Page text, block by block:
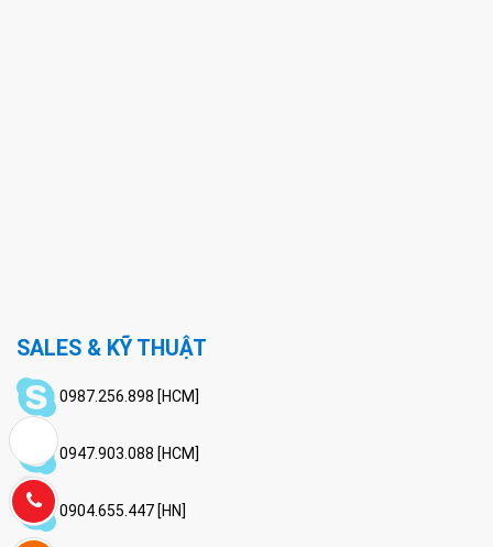
SALES & KỸ THUẬT
0987.256.898 [HCM]
0947.903.088 [HCM]
0904.655.447 [HN]
Hotline:
0772220288